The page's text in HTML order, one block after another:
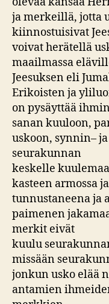
ja merkeillä, jotta
kiinnostuisivat
voivat herätellä
maailmassa
Jeesuksen eli
Erikoisten ja
on pysäyttää
sanan kuuloon,
uskoon, synnin–
seurakunnan
keskelle
kasteen armossa
tunnustaneena ja
paimenen
merkit eivät
kuulu
missään
jonkun usko elää
antamien